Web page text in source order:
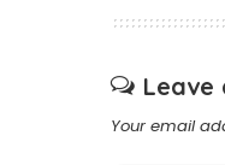
Leave
Your email